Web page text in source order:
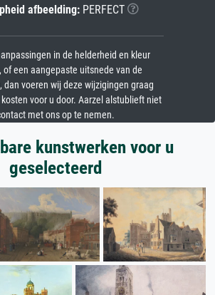
afbeelding:PERFECT
in de helderheid en kleur
of een aangepaste uitsnede van de
dan voeren wij deze wijzigingen graag
voor u door. Aarzel alstublieft niet
met ons op te nemen.
kunstwerken voor u
geselecteerd